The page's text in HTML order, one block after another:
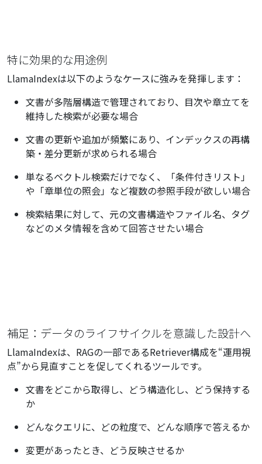
特に効果的な用途例
LlamaIndexは以下のようなケースに強みを発揮します：
文書が多階層構造で管理されており、目次や章立てを
維持した検索が必要な場合
文書の更新や追加が頻繁にあり、インデックスの再構
築・差分更新が求められる場合
単なるベクトル検索だけでなく、「条件付きリスト」
や「章単位の照会」など複数の参照手段が欲しい場合
検索結果に対して、元の文書構造やファイル名、タグ
などのメタ情報を含めて回答させたい場合
補足：データのライフサイクルを意識した設計へ
LlamaIndexは、RAGの一部であるRetriever構成を“運用視
点”から見直すことを促してくれるツールです。
文書をどこから取得し、どう構造化し、どう保持する
か
どんなクエリに、どの粒度で、どんな順序で答えるか
変更があったとき、どう反映させるか